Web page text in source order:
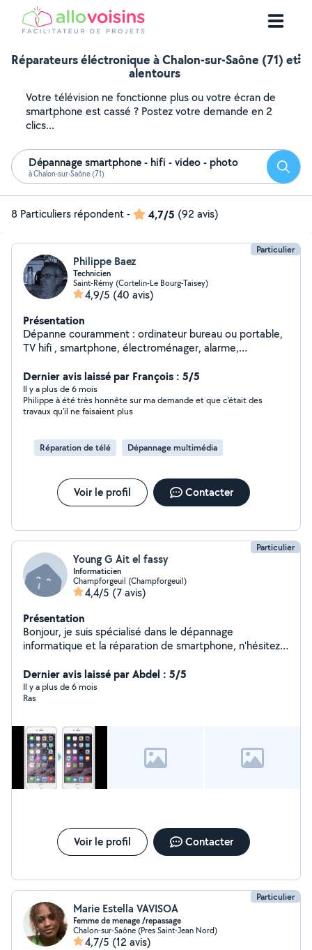
Réparateurs éléctronique à Chalon-sur-Saône (71) et
alentours
Votre télévision ne fonctionne plus ou votre écran de
smartphone est cassé ? Postez votre demande en 2
clics...
Dépannage smartphone - hifi - video - photo
à Chalon-sur-Saône (71)
8 Particuliers répondent- 4,7/5 (92 avis)
Particulier
Philippe Baez
Technicien
Saint-Rémy (Cortelin-Le Bourg-Taisey)
4,9/5 (40 avis)
Présentation
Dépanne couramment : ordinateur bureau ou portable,
TV hifi , smartphone, électroménager, alarme,
garde des animaux.
Dernier avis laissé par François : 5/5
Il y a plus de 6 mois
Philippe à été très honnête sur ma demande et que c'était des
travaux qu'il ne faisaient plus
Réparation de télé Dépannage multimédia
Voir le profil Contacter
Particulier
Young G Ait el fassy
Informaticien
Champforgeuil (Champforgeuil)
4,4/5 (7 avis)
Présentation
Bonjour, je suis spécialisé dans le dépannage
informatique et la réparation de smartphone, n'hésitez
Dernier avis laissé par Abdel : 5/5
Il y a plus de 6 mois
Ras
Voir le profil Contacter
Particulier
Marie Estella VAVISOA
Femme de menage /repassage
Chalon-sur-Saône (Pres Saint-Jean Nord)
4,7/5 (12 avis)